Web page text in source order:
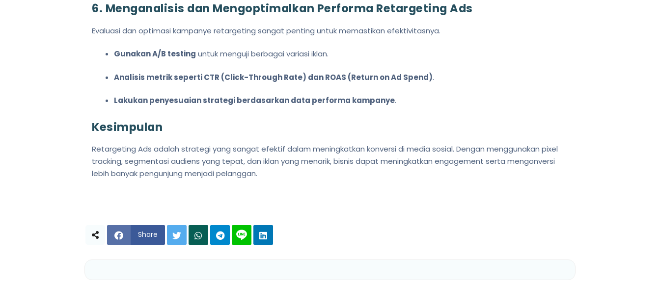
6. Menganalisis dan Mengoptimalkan Performa Retargeting Ads
Evaluasi dan optimasi kampanye retargeting sangat penting untuk memastikan efektivitasnya.
Gunakan A/B testing untuk menguji berbagai variasi iklan.
Analisis metrik seperti CTR (Click-Through Rate) dan ROAS (Return on Ad Spend).
Lakukan penyesuaian strategi berdasarkan data performa kampanye.
Kesimpulan
Retargeting Ads adalah strategi yang sangat efektif dalam meningkatkan konversi di media sosial. Dengan menggunakan pixel
tracking, segmentasi audiens yang tepat, dan iklan yang menarik, bisnis dapat meningkatkan engagement serta mengonversi
lebih banyak pengunjung menjadi pelanggan.
Share